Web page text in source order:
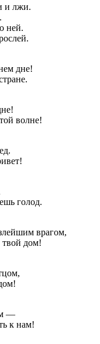
и лжи.
ней.
дне!
волне!
голод.
врагом,
дом!
—
к нам!